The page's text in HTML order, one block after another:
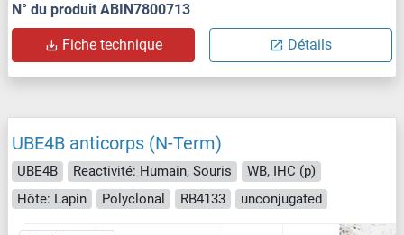
N° du produit ABIN7800713
Fiche technique Détails
UBE4B anticorps (N-Term)
UBE4B Reactivité: Humain, Souris
WB, IHC (p)
Hôte: Lapin
Polyclonal RB4133 unconjugated